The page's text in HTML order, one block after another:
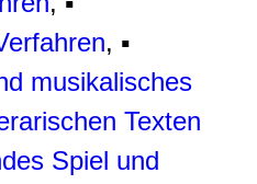
, ▪
musikalisches
Texten
Spiel und